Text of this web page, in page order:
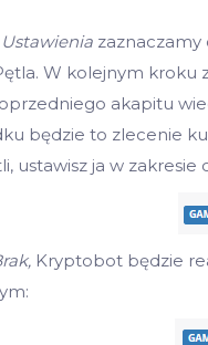
zaznaczamy
W kolejnym kroku
akapitu
będzie to zlecenie
ustawisz ja w zakresie
Kryptobot będzie